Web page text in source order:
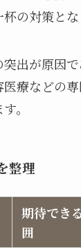
の対策とな
突出が原因
療などの
。
整理
期待でき
囲